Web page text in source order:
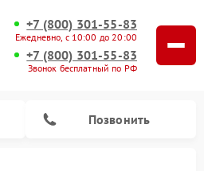
+7 (800) 301-55-83
Ежедневно, с 10:00 до 20:00
+7 (800) 301-55-83
Звонок бесплатный по РФ
Позвонить